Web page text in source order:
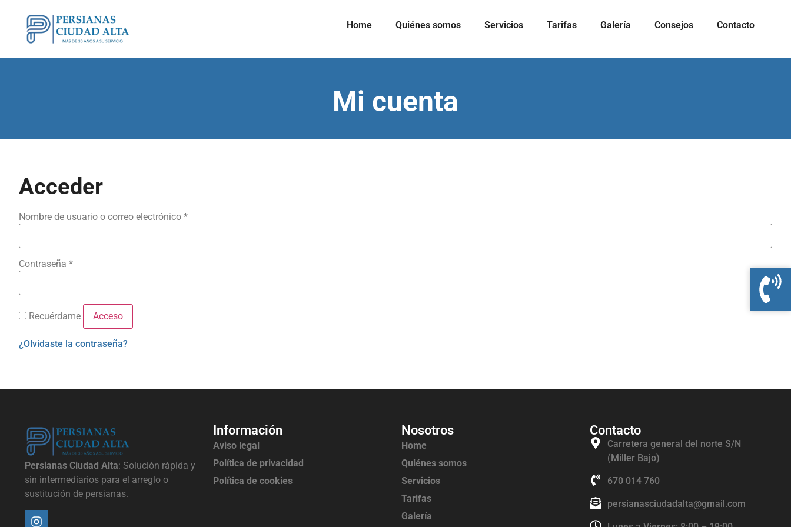
Home Quiénes somos Servicios Tarifas Galería Consejos Contacto
Mi cuenta
Acceder
Nombre de usuario o correo electrónico *
Contraseña *
Recuérdame Acceso
¿Olvidaste la contraseña?
Persianas Ciudad Alta: Solución rápida y
sin intermediarios para el arreglo o
sustitución de persianas.
Información
Aviso legal
Política de privacidad
Política de cookies
Nosotros
Home
Quiénes somos
Servicios
Tarifas
Galería
Contacto
Carretera general del norte S/N
(Miller Bajo)
670 014 760
persianasciudadalta@gmail.com